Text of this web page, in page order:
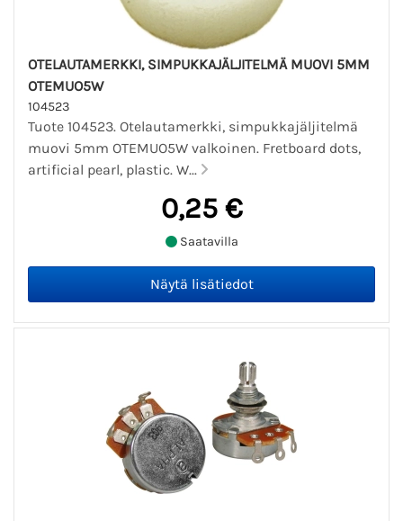
OTELAUTAMERKKI, SIMPUKKAJÄLJITELMÄ MUOVI 5MM
OTEMUO5W
104523
Tuote 104523. Otelautamerkki, simpukkajäljitelmä
muovi 5mm OTEMUO5W valkoinen. Fretboard dots,
artificial pearl, plastic. W...
0,25 €
Saatavilla